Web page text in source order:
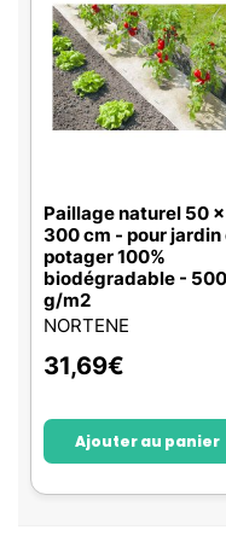
Paillage naturel 50 x
300 cm - pour jardin
potager 100%
biodégradable - 500
g/m2
NORTENE
31,69€
Ajouter au panier